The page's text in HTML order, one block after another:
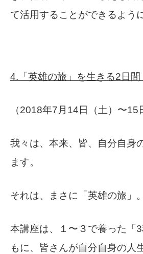
て活用することができるよう
4.「英雄の旅」を生きる2日間
（2018年7月14日（土）〜15
我々は、本来、皆、自分自身
ます。
それは、まさに「英雄の旅」。
本講座は、１〜３で養った「
もに、皆さんが自分自身の人